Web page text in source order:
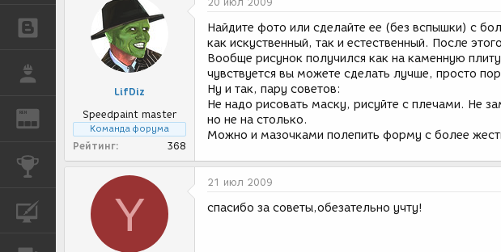
REN ЖУРНАЛ
КОНКУРСЫ
КУРСЫ
LifDiz
Speedpaint master
Команда форума
Рейтинг 368
Найдите фото или сделайте ее (без вспышки) с
как искуственный, так и естественный. После
Вообще рисунок получился как на каменную
чувствуется вы можете сделать лучше, просто
Ну и так, пару советов:
Не надо рисовать маску, рисуйте с плечами. Не
но не на столько.
Можно и мазочками полепить форму с более
Y
21 июл 2009
спасибо за советы,обезательно учту!